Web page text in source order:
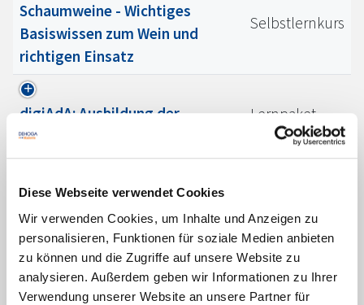
Diese Webseite verwendet Cookies
Wir verwenden Cookies, um Inhalte und Anzeigen zu
personalisieren, Funktionen für soziale Medien anbieten
zu können und die Zugriffe auf unsere Website zu
analysieren. Außerdem geben wir Informationen zu Ihrer
Verwendung unserer Website an unsere Partner für
Schaumweine - Wichtiges
Basiswissen zum Wein und
richtigen Einsatz
Selbstlernkurs
digiAdA: Ausbildung der
Ausbilder
Lernpaket
Wein - Basiswissen für
Gastgeber:innen
Social Media: Klicks, Gäste,
Umsatz - mit Mini-Budget zur
Live-Web-Kurs